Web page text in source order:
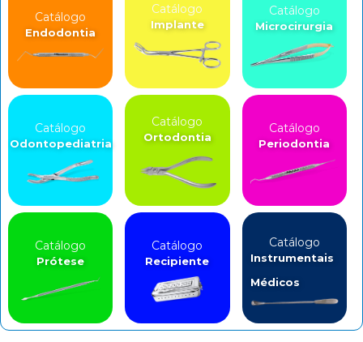
Catálogo
Endodontia
Catálogo
Implante
Catálogo
Microcirurgia
Catálogo
Odontopediatria
Catálogo
Ortodontia
Catálogo
Periodontia
Catálogo
Prótese
Catálogo
Recipiente
Catálogo
Instrumentais
Médicos